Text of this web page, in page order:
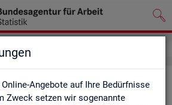
Angebote auf Ihre Bedürfnisse
Zweck setzen wir sogenannte
nach Re­gio­nen